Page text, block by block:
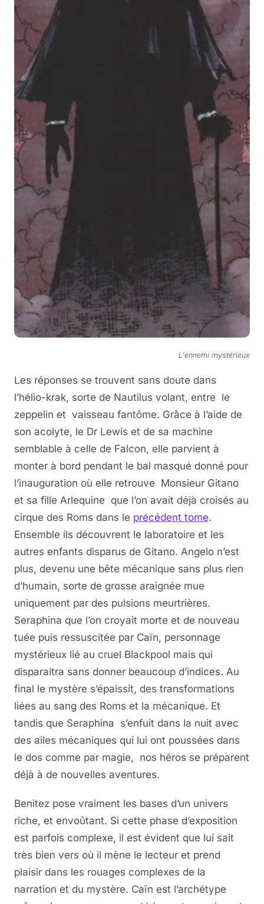
L'ennemi mystérieux
Les réponses se trouvent sans doute dans
l’hélio-krak, sorte de Nautilus volant, entre le
zeppelin et vaisseau fantôme. Grâce à l’aide de
son acolyte, le Dr Lewis et de sa machine
semblable à celle de Falcon, elle parvient à
monter à bord pendant le bal masqué donné pour
l’inauguration où elle retrouve Monsieur Gitano
et sa fille Arlequine que l’on avait déjà croisés au
cirque des Roms dans le précédent tome.
Ensemble ils découvrent le laboratoire et les
autres enfants disparus de Gitano. Angelo n’est
plus, devenu une bête mécanique sans plus rien
d’humain, sorte de grosse araignée mue
uniquement par des pulsions meurtrières.
Seraphina que l’on croyait morte et de nouveau
tuée puis ressuscitée par Caïn, personnage
mystérieux lié au cruel Blackpool mais qui
disparaitra sans donner beaucoup d’indices. Au
final le mystère s’épaissit, des transformations
liées au sang des Roms et la mécanique. Et
tandis que Seraphina s’enfuit dans la nuit avec
des ailes mécaniques qui lui ont poussées dans
le dos comme par magie, nos héros se préparent
déjà à de nouvelles aventures.
Benitez pose vraiment les bases d’un univers
riche, et envoûtant. Si cette phase d’exposition
est parfois complexe, il est évident que lui sait
très bien vers où il mène le lecteur et prend
plaisir dans les rouages complexes de la
narration et du mystère. Caïn est l’archétype